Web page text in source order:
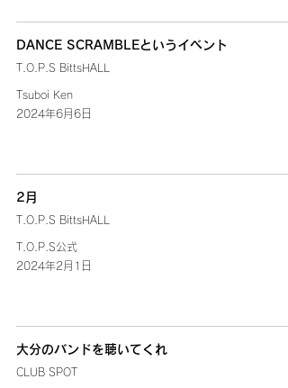
DANCE SCRAMBLEというイベント
T.O.P.S BittsHALL
Tsuboi Ken
2024年6月6日
2月
T.O.P.S BittsHALL
T.O.P.S公式
2024年2月1日
大分のバンドを聴いてくれ
CLUB SPOT